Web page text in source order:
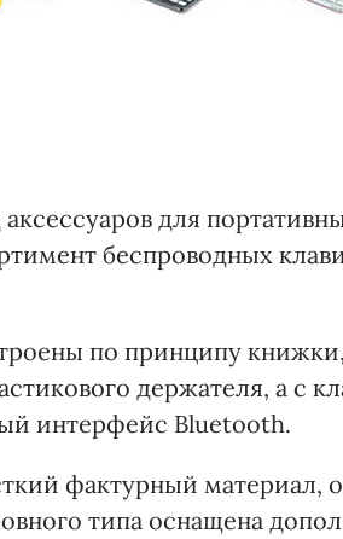
для
беспроводных
по принципу
держателя, а с
интерфейс Bluetooth.
фактурный материал,
типа оснащена